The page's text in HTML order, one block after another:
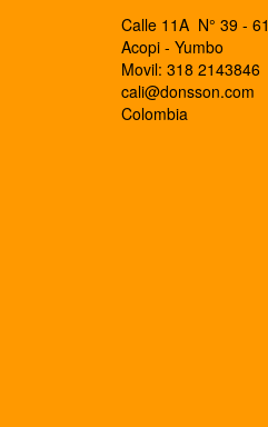
Calle 11A N° 39 - 61
Acopi - Yumbo
Movil: 318 2143846
cali@donsson.com
Colombia